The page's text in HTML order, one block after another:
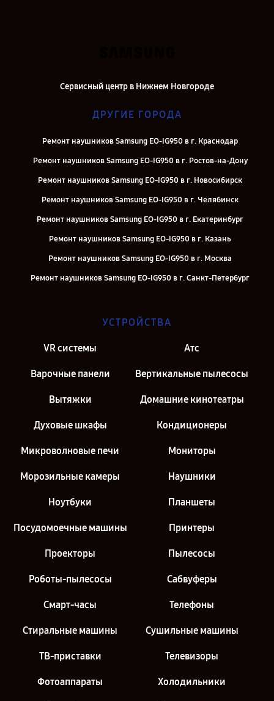
Сервисный центр в Нижнем Новгороде
ДРУГИЕ ГОРОДА
Ремонт наушников Samsung EO-IG950 в г. Краснодар
Ремонт наушников Samsung EO-IG950 в г. Ростов-на-Дону
Ремонт наушников Samsung EO-IG950 в г. Новосибирск
Ремонт наушников Samsung EO-IG950 в г. Челябинск
Ремонт наушников Samsung EO-IG950 в г. Екатеринбург
Ремонт наушников Samsung EO-IG950 в г. Казань
Ремонт наушников Samsung EO-IG950 в г. Москва
Ремонт наушников Samsung EO-IG950 в г. Санкт-Петербург
УСТРОЙСТВА
VR системы Атс
Варочные панели Вертикальные пылесосы
Вытяжки Домашние кинотеатры
Духовые шкафы Кондиционеры
Микроволновые печи Мониторы
Морозильные камеры Наушники
Ноутбуки Планшеты
Посудомоечные машины Принтеры
Проекторы Пылесосы
Роботы-пылесосы Сабвуферы
Смарт-часы Телефоны
Стиральные машины Сушильные машины
ТВ-приставки Телевизоры
Фотоаппараты Холодильники